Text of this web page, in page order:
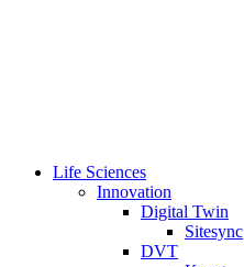
Life Sciences
Innovation
Digital Twin
Sitesync
DVT